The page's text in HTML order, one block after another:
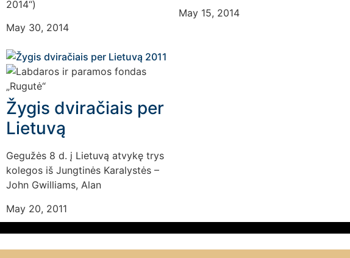
2014“)
May 30, 2014
May 15, 2014
Žygis dviračiais per
Lietuvą
Gegužės 8 d. į Lietuvą atvykę trys
kolegos iš Jungtinės Karalystės –
John Gwilliams, Alan
May 20, 2011